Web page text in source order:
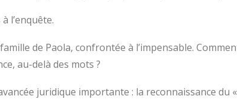
l’enquête.
de Paola, confrontée à l’impensable.
au-delà des mots ?
juridique importante : la reconnaissance du